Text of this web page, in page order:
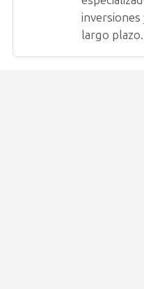
inversiones
largo plazo.